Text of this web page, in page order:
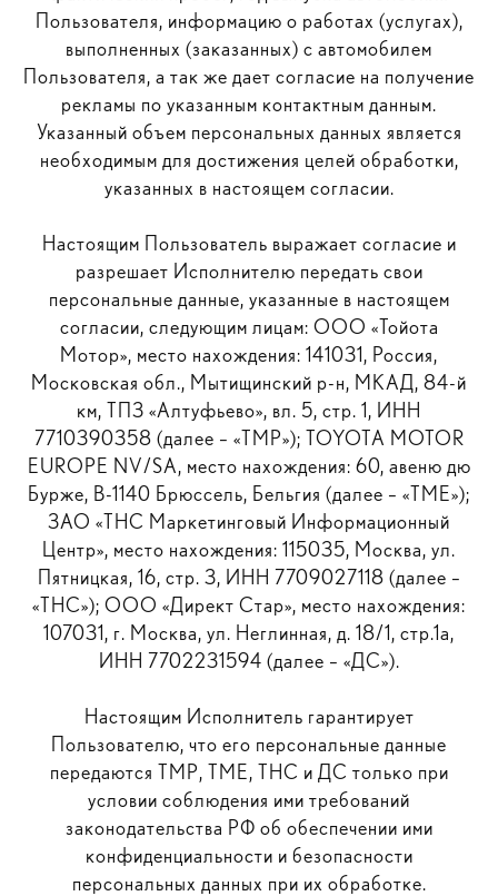
Пользователя, информацию о работах (услугах),
выполненных (заказанных) с автомобилем
Пользователя, а так же дает согласие на получение
рекламы по указанным контактным данным.
Указанный объем персональных данных является
необходимым для достижения целей обработки,
указанных в настоящем согласии.
Настоящим Пользователь выражает согласие и
разрешает Исполнителю передать свои
персональные данные, указанные в настоящем
согласии, следующим лицам: ООО «Тойота
Мотор», место нахождения: 141031, Россия,
Московская обл., Мытищинский р-н, МКАД, 84-й
км, ТПЗ «Алтуфьево», вл. 5, стр. 1, ИНН
7710390358 (далее – «ТМР»); TOYOTA MOTOR
EUROPE NV/SA, место нахождения: 60, авеню дю
Бурже, B-1140 Брюссель, Бельгия (далее – «ТМЕ»);
ЗАО «ТНС Маркетинговый Информационный
Центр», место нахождения: 115035, Москва, ул.
Пятницкая, 16, стр. 3, ИНН 7709027118 (далее –
«ТНС»); ООО «Директ Стар», место нахождения:
107031, г. Москва, ул. Неглинная, д. 18/1, стр.1а,
ИНН 7702231594 (далее – «ДС»).
Настоящим Исполнитель гарантирует
Пользователю, что его персональные данные
передаются ТМР, ТМЕ, ТНС и ДС только при
условии соблюдения ими требований
законодательства РФ об обеспечении ими
конфиденциальности и безопасности
персональных данных при их обработке.